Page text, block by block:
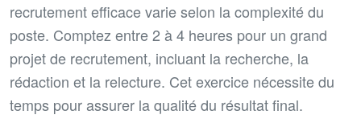
recrutement efficace varie selon la complexité du
poste. Comptez entre 2 à 4 heures pour un grand
projet de recrutement, incluant la recherche, la
rédaction et la relecture. Cet exercice nécessite du
temps pour assurer la qualité du résultat final.